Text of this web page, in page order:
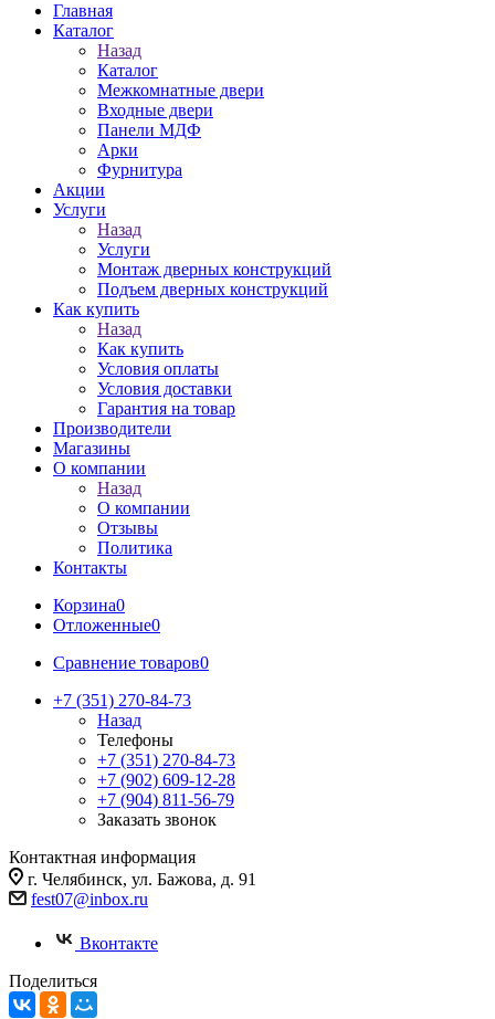
Главная
Каталог
Назад
Каталог
Межкомнатные двери
Входные двери
Панели МДФ
Арки
Фурнитура
Акции
Услуги
Назад
Услуги
Монтаж дверных конструкций
Подъем дверных конструкций
Как купить
Назад
Как купить
Условия оплаты
Условия доставки
Гарантия на товар
Производители
Магазины
О компании
Назад
О компании
Отзывы
Политика
Контакты
Корзина0
Отложенные0
Сравнение товаров0
+7 (351) 270-84-73
Назад
Телефоны
+7 (351) 270-84-73
+7 (902) 609-12-28
+7 (904) 811-56-79
Заказать звонок
Контактная информация
г. Челябинск, ул. Бажова, д. 91
fest07@inbox.ru
Вконтакте
Поделиться